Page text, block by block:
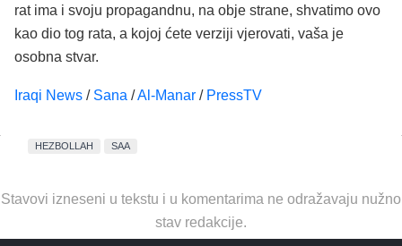
rat ima i svoju propagandnu, na obje strane, shvatimo ovo
kao dio tog rata, a kojoj ćete verziji vjerovati, vaša je
osobna stvar.
Iraqi News / Sana /Al-Manar / PressTV
HEZBOLLAH SAA
Stavovi izneseni u tekstu i u komentarima ne odražavaju nužno
stav redakcije.